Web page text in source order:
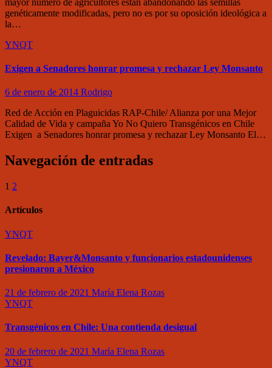
genéticamente modificadas, pero no es por su oposición ideológica a
la…
YNQT
Exigen a Senadores honrar promesa y rechazar Ley Monsanto
6 de enero de 2014 Rodrigo
Red de Acción en Plaguicidas RAP-Chile/ Alianza por una Mejor
Calidad de Vida y campaña Yo No Quiero Transgénicos en Chile
Exigen a Senadores honrar promesa y rechazar Ley Monsanto El…
Navegación de entradas
1 2
Artículos
YNQT
Revelado: Bayer&Monsanto y funcionarios estadounidenses
presionaron a México
21 de febrero de 2021 María Elena Rozas
YNQT
Transgénicos en Chile: Una contienda desigual
20 de febrero de 2021 María Elena Rozas
YNQT